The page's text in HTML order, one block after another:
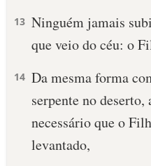
13 Ninguém jamais
que veio do céu: o
14 Da mesma forma
serpente no
necessário que o
levantado,